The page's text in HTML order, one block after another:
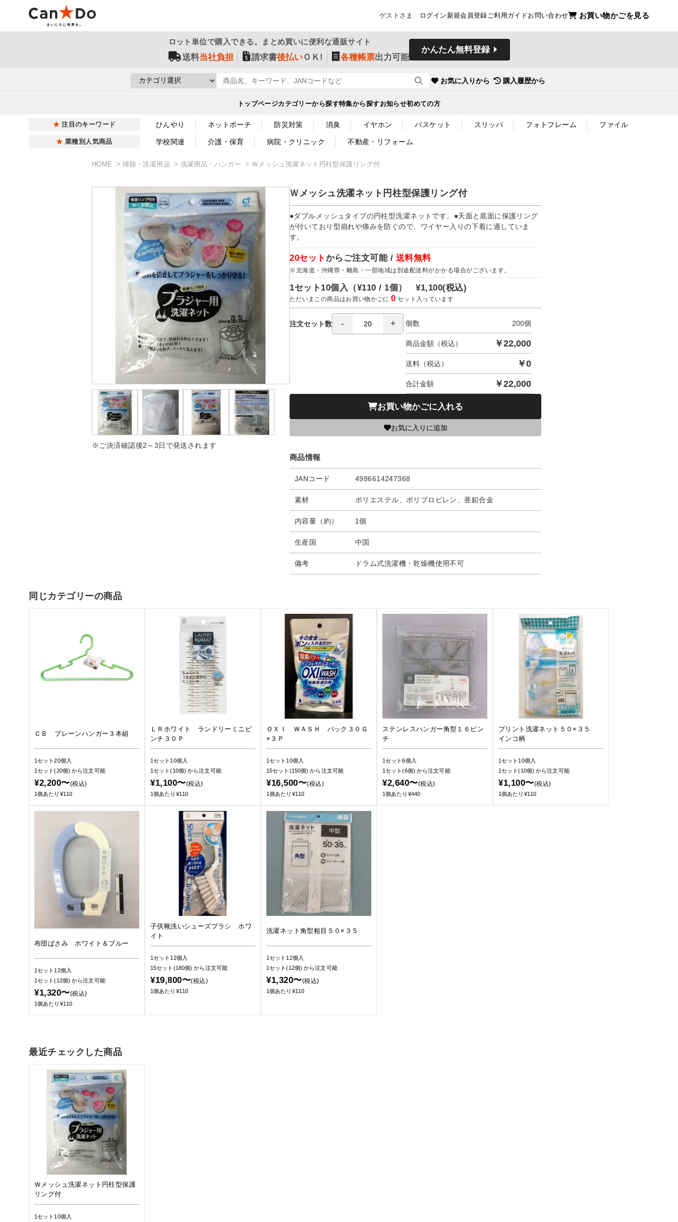
ゲストさま ログイン 新規会員登録ご利用ガイドお問い合わせ お買い物かごを見る
ロット単位で購入できる。まとめ買いに便利な通販サイト
送料当社負担 請求書後払いＯＫ! 各種帳票出力可能
かんたん無料登録
お気に入りから 購入履歴から
トップページカテゴリーから探す特集から探すお知らせ初めての方
注目のキーワード ひんやり ネットポーチ 防災対策 消臭 イヤホン バスケット スリッパ フォトフレーム ファイル
業種別人気商品 学校関連 介護・保育 病院・クリニック 不動産・リフォーム
HOME 掃除・洗濯用品 洗濯用品・ハンガー Ｗメッシュ洗濯ネット円柱型保護リング付
※ご決済確認後2～3日で発送されます
Ｗメッシュ洗濯ネット円柱型保護リング付
●ダブルメッシュタイプの円柱型洗濯ネットです。●天面と底面に保護リング
が付いており型崩れや痛みを防ぐので、ワイヤー入りの下着に適していま
す。
20セット からご注文可能 / 送料無料
※北海道・沖縄県・離島・一部地域は別途配送料がかかる場合がございます。
1セット10個入（¥110 / 1個）¥1,100(税込)
ただいまこの商品はお買い物かごに0 セット入っています
注文セット数 個数 200個
商品金額（税込） ￥22,000
送料（税込） ￥0
合計金額 ￥22,000
お買い物かごに入れる
お気に入りに追加
商品情報
JANコード 4986614247368
素材 ポリエステル、ポリプロピレン、亜鉛合金
内容量（約） 1個
生産国 中国
備考 ドラム式洗濯機・乾燥機使用不可
同じカテゴリーの商品
ＣＢ プレーンハンガー３本組
1セット20個入
1セット(20個)から注文可能
¥2,200〜(税込)
1個あたり¥110
ＬＲホワイト ランドリーミニピ
ンチ３０Ｐ
1セット10個入
1セット(10個)から注文可能
¥1,100〜(税込)
1個あたり¥110
ＯＸＩ ＷＡＳＨ パック３０Ｇ
×３Ｐ
1セット10個入
15セット(150個)から注文可能
¥16,500〜(税込)
1個あたり¥110
ステンレスハンガー角型１６ピン
チ
1セット6個入
1セット(6個) から注文可能
¥2,640〜(税込)
1個あたり¥440
プリント洗濯ネット５０×３５
インコ柄
1セット10個入
1セット(10個)から注文可能
¥1,100〜(税込)
1個あたり¥110
布団ばさみ ホワイト＆ブルー
1セット12個入
1セット(12個)から注文可能
¥1,320〜(税込)
1個あたり¥110
子供靴洗いシューズブラシ ホワ
イト
1セット12個入
15セット(180個)から注文可能
¥19,800〜(税込)
1個あたり¥110
洗濯ネット角型粗目５０×３５
1セット12個入
1セット(12個)から注文可能
¥1,320〜(税込)
1個あたり¥110
最近チェックした商品
Ｗメッシュ洗濯ネット円柱型保護
リング付
1セット10個入